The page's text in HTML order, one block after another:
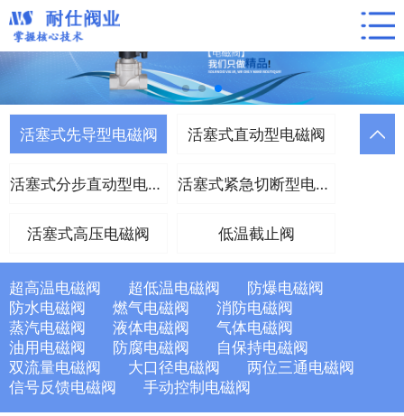
活塞式先导型电磁阀 活塞式直动型电磁阀
活塞式分步直动型电磁阀 活塞式紧急切断型电磁阀
活塞式高压电磁阀 低温截止阀
超高温电磁阀 超低温电磁阀
防爆电磁阀
防水电磁阀
燃气电磁阀
消防电磁阀
蒸汽电磁阀
液体电磁阀
气体电磁阀
油用电磁阀
防腐电磁阀
自保持电磁阀
双流量电磁阀
大口径电磁阀
两位三通电磁阀
信号反馈电磁阀
手动控制电磁阀